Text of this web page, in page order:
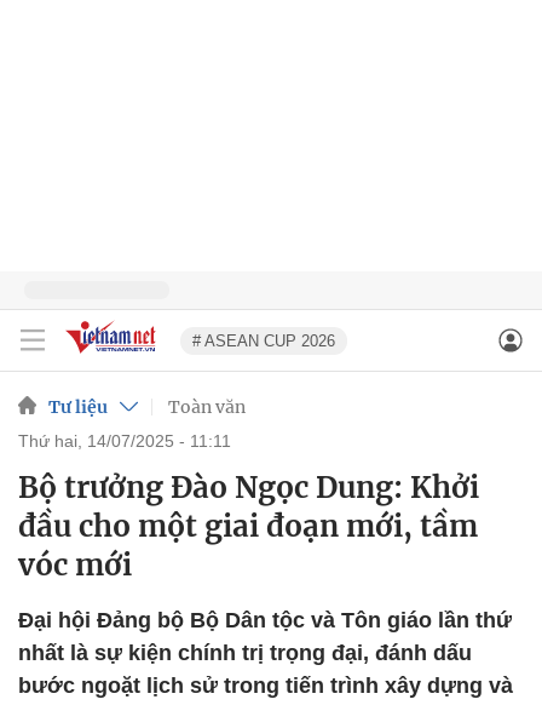
# ASEAN CUP 2026
Tư liệu Toàn văn
thứ hai, 14/07/2025 - 11:11
Bộ trưởng Đào Ngọc Dung: Khởi
đầu cho một giai đoạn mới, tầm
vóc mới
Đại hội Đảng bộ Bộ Dân tộc và Tôn giáo lần thứ
nhất là sự kiện chính trị trọng đại, đánh dấu
bước ngoặt lịch sử trong tiến trình xây dựng và